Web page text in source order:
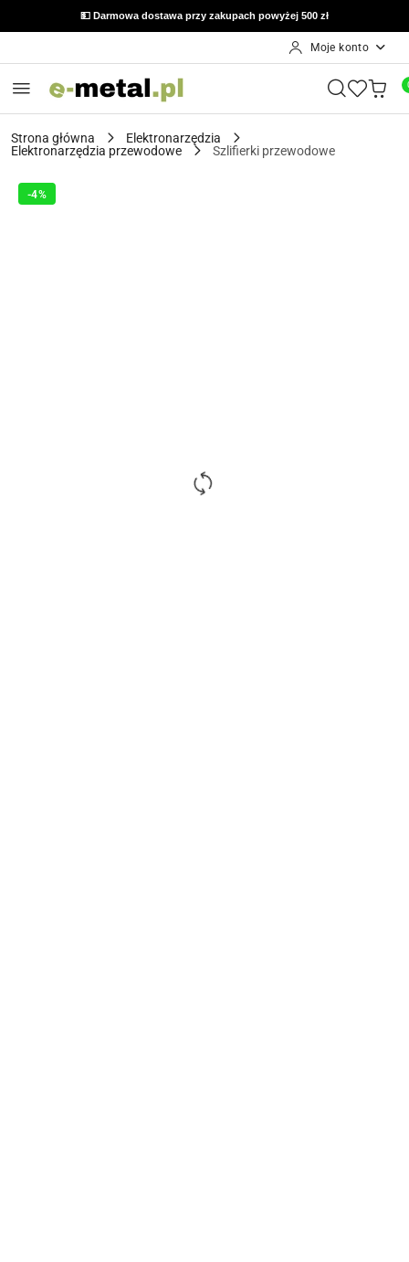
💵 Darmowa dostawa przy zakupach powyżej 500 zł
🔙 Możliwość zwrotu do 14 dni od otrzymania zamówienia
Moje konto
Strona główna
Elektronarzędzia
Elektronarzędzia przewodowe
Szlifierki przewodowe
-4%